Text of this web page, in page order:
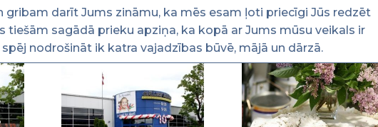
gribam darīt Jums zināmu, ka mēs esam ļoti priecīgi Jūs redzēt
tiešām sagādā prieku apziņa, ka kopā ar Jums mūsu veikals ir
nodrošināt ik katra vajadzības būvē, mājā un dārzā.